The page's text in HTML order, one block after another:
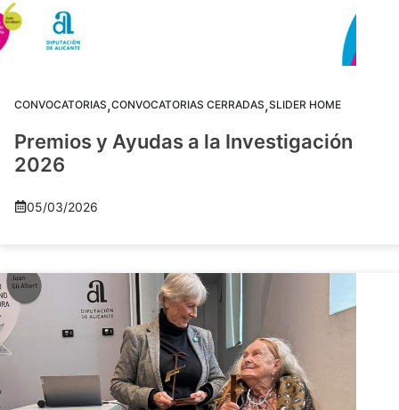
CONVOCATORIAS,CONVOCATORIAS CERRADAS,SLIDER HOME
Premios y Ayudas a la Investigación
2026
05/03/2026